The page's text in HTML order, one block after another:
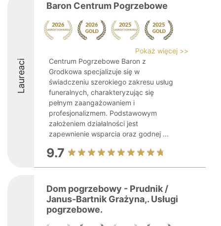
Laureaci
Baron Centrum Pogrzebowe
Pokaż więcej >>
Centrum Pogrzebowe Baron z
Grodkowa specjalizuje się w
świadczeniu szerokiego zakresu usług
funeralnych, charakteryzując się
pełnym zaangażowaniem i
profesjonalizmem. Podstawowym
założeniem działalności jest
zapewnienie wsparcia oraz godnej ...
9.7
Dom pogrzebowy - Prudnik /
Janus-Bartnik Grażyna,. Usługi
pogrzebowe.